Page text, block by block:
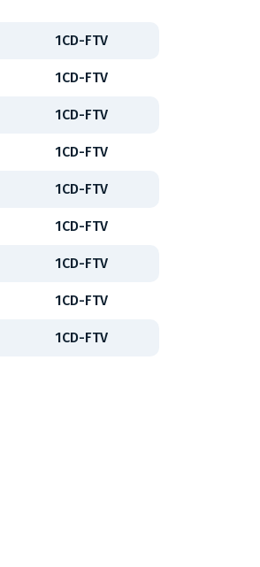
1CD-FTV
1CD-FTV
1CD-FTV
1CD-FTV
1CD-FTV
1CD-FTV
1CD-FTV
1CD-FTV
1CD-FTV